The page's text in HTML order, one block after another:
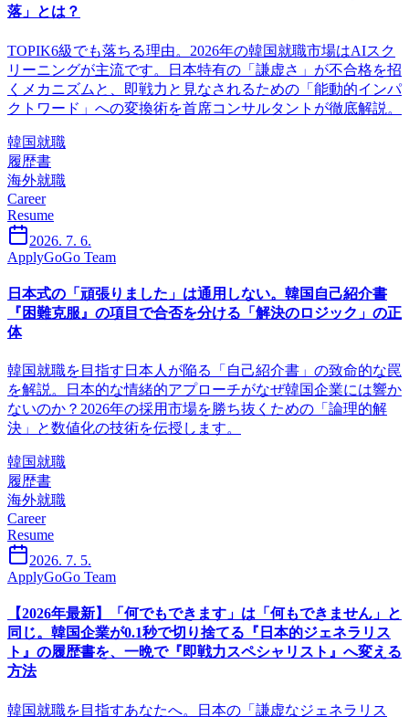
落」とは？
TOPIK6級でも落ちる理由。2026年の韓国就職市場はAIスク
リーニングが主流です。日本特有の「謙虚さ」が不合格を招
くメカニズムと、即戦力と見なされるための「能動的インパ
クトワード」への変換術を首席コンサルタントが徹底解説。
韓国就職
履歴書
海外就職
Career
Resume
2026. 7. 6.
ApplyGoGo Team
日本式の「頑張りました」は通用しない。韓国自己紹介書
『困難克服』の項目で合否を分ける「解決のロジック」の正
体
韓国就職を目指す日本人が陥る「自己紹介書」の致命的な罠
を解説。日本的な情緒的アプローチがなぜ韓国企業には響か
ないのか？2026年の採用市場を勝ち抜くための「論理的解
決」と数値化の技術を伝授します。
韓国就職
履歴書
海外就職
Career
Resume
2026. 7. 5.
ApplyGoGo Team
【2026年最新】「何でもできます」は「何もできません」と
同じ。韓国企業が0.1秒で切り捨てる『日本的ジェネラリス
ト』の履歴書を、一晩で『即戦力スペシャリスト』へ変える
方法
韓国就職を目指すあなたへ。日本の「謙虚なジェネラリス